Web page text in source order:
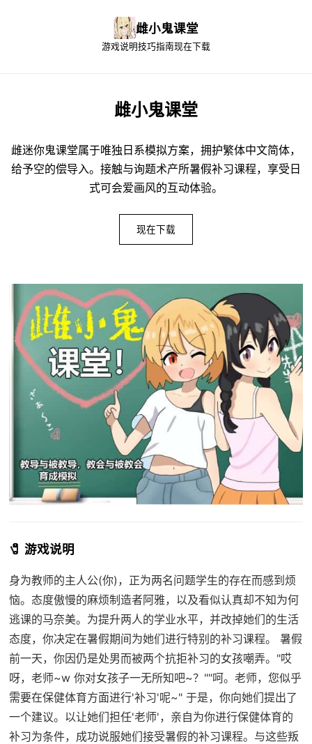
雌小鬼课堂
游戏说明技巧指南现在下载
雌小鬼课堂
雌迷你鬼课堂属于唯独日系模拟方案，拥护繁体中文简体，
给予空的偿导入。接触与询题术产所暑假补习课程，享受日
式可会爱画风的互动体验。
现在下载
🧷 游戏说明
身为教师的主人公(你)，正为两名问题学生的存在而感到烦
恼。态度傲慢的麻烦制造者阿雅，以及看似认真却不知为何
逃课的马奈美。为提升两人的学业水平，并改掉她们的生活
态度，你决定在暑假期间为她们进行特别的补习课程。 暑假
前一天，你因仍是处男而被两个抗拒补习的女孩嘲弄。"哎
呀，老师~w 你对女孩子一无所知吧~？""呵。老师，您似乎
需要在保健体育方面进行'补习'呢~" 于是，你向她们提出了
一个建议。以让她们担任'老师'，亲自为你进行保健体育的
补习为条件，成功说服她们接受暑假的补习课程。与这些叛